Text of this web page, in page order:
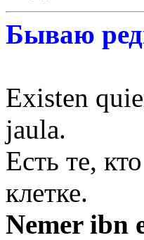
Бываю
Existen
jaula.
Есть те,
клетке.
Nemer ibn